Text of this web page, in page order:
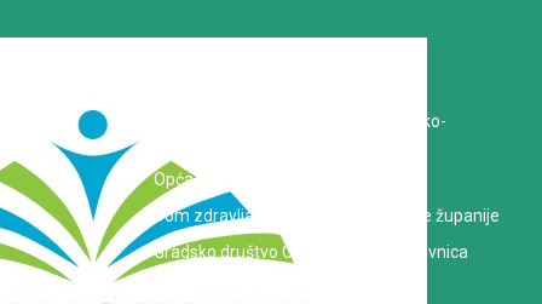
Zavod za javno zdravstvo Koprivničko-
Opća bolnica dr. Tomislav Bardek
Dom zdravlja Koprivničko-križevačke županije
Gradsko društvo Crvenog križa Koprivnica